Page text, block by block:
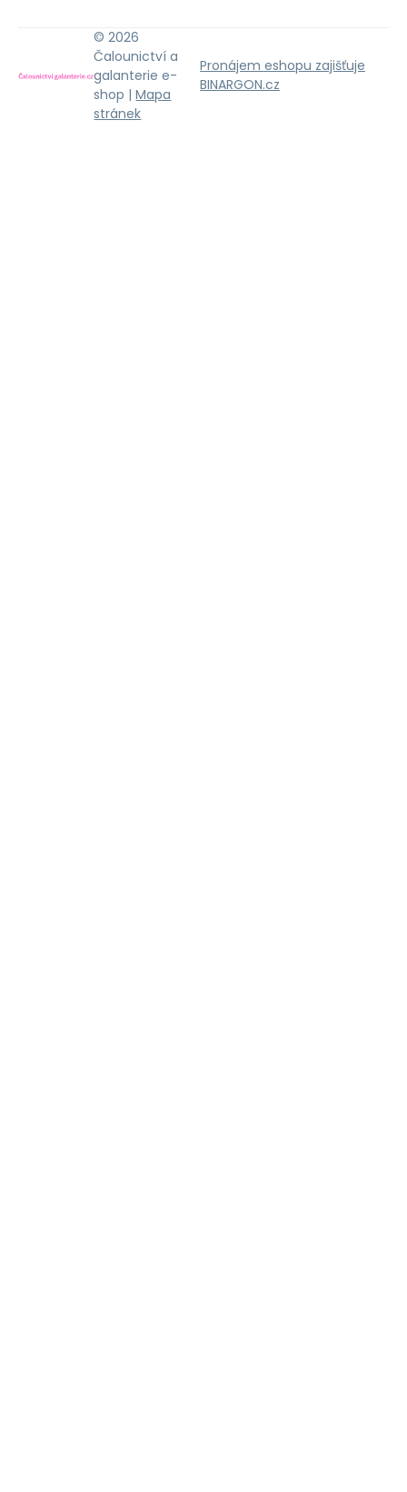
© 2026
Čalounictví a
galanterie e-
shop |Mapa
stránek
Pronájem eshopu zajišťuje
BINARGON.cz